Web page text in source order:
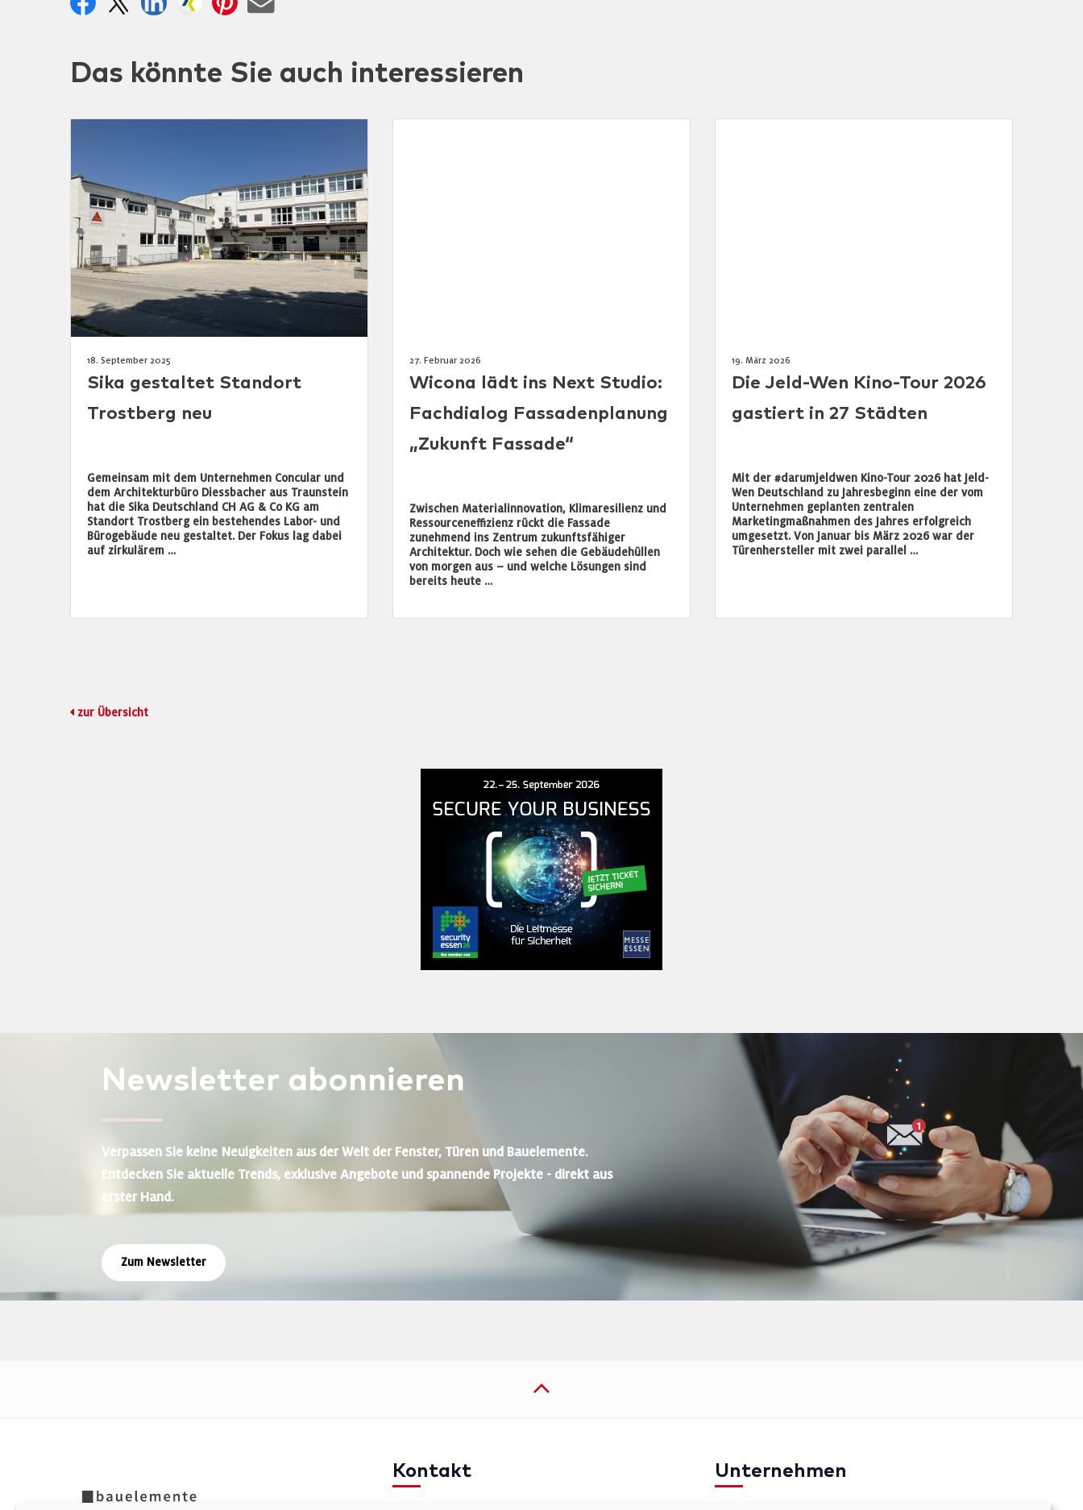
Das könnte Sie auch interessieren
18. September 2025
Sika gestaltet Standort
Trostberg neu
Gemeinsam mit dem Unternehmen Concular und
dem Architekturbüro Diessbacher aus Traunstein
hat die Sika Deutschland CH AG & Co KG am
Standort Trostberg ein bestehendes Labor- und
Bürogebäude neu gestaltet. Der Fokus lag dabei
auf zirkulärem …
27. Februar 2026
Wicona lädt ins Next Studio:
Fachdialog Fassadenplanung
„Zukunft Fassade“
Zwischen Materialinnovation, Klimaresilienz und
Ressourceneffizienz rückt die Fassade
zunehmend ins Zentrum zukunftsfähiger
Architektur. Doch wie sehen die Gebäudehüllen
von morgen aus – und welche Lösungen sind
bereits heute …
19. März 2026
Die Jeld-Wen Kino-Tour 2026
gastiert in 27 Städten
Mit der #darumjeldwen Kino-Tour 2026 hat Jeld-
Wen Deutschland zu Jahresbeginn eine der vom
Unternehmen geplanten zentralen
Marketingmaßnahmen des Jahres erfolgreich
umgesetzt. Von Januar bis März 2026 war der
Türenhersteller mit zwei parallel …
zur Übersicht
Newsletter abonnieren
Verpassen Sie keine Neuigkeiten aus der Welt der Fenster, Türen und Bauelemente.
Entdecken Sie aktuelle Trends, exklusive Angebote und spannende Projekte - direkt aus
erster Hand.
Zum Newsletter
Kontakt Unternehmen